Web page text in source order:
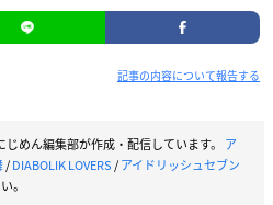
記事の内容について報告する
じめん編集部が作成・配信しています。 ア
/DIABOLIK LOVERS/アイドリッシュセブン
。